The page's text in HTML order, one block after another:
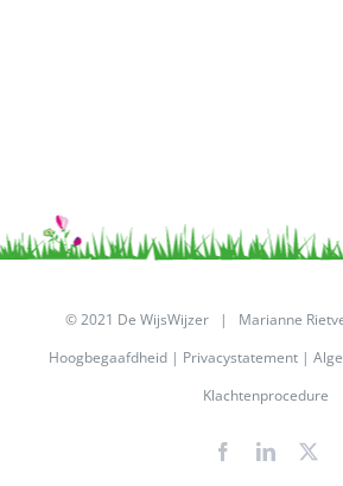
© 2021 De WijsWijzer | Marianne
Hoogbegaafdheid | Privacystatement|
Klachtenprocedure
FacebookLinkedIn